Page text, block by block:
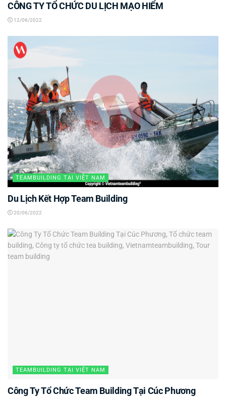
CÔNG TY TỔ CHỨC DU LỊCH MẠO HIỂM
12/06/2022
TEAMBUILDING TẠI VIỆT NAM
Du Lịch Kết Hợp Team Building
20/06/2022
TEAMBUILDING TẠI VIỆT NAM
Công Ty Tổ Chức Team Building Tại Cúc Phương